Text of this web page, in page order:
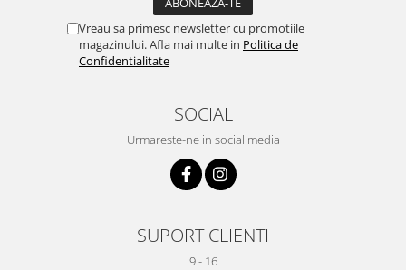
Vreau sa primesc newsletter cu promotiile
magazinului. Afla mai multe in Politica de
Confidentialitate
SOCIAL
Urmareste-ne in social media
SUPORT CLIENTI
9 - 16